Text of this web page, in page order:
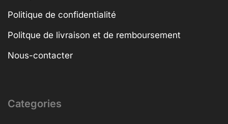
Politique de confidentialité
Politque de livraison et de remboursement
Nous-contacter
Categories